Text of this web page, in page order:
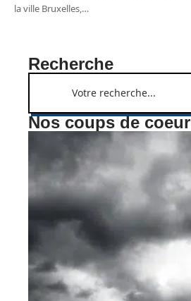
la ville Bruxelles,…
Recherche
Nos coups de coeur